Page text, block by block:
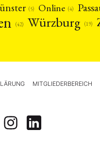
(5) Online (4)
(42) Würzburg (19)
MITGLIEDERBEREICH